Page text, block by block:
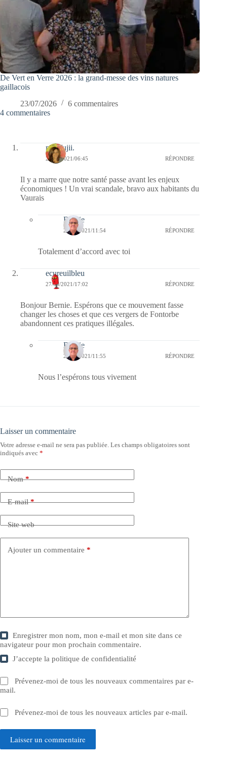
De Vert en Verre 2026 : la grand-messe des vins natures
gaillacois
23/07/2026
6 commentaires
4 commentaires
missfujii.
28/04/2021/06:45 RÉPONDRE
Il y a marre que notre santé passe avant les enjeux
économiques ! Un vrai scandale, bravo aux habitants du
Vaurais
Bernie
28/04/2021/11:54 RÉPONDRE
Totalement d’accord avec toi
ecureuilbleu
27/04/2021/17:02 RÉPONDRE
Bonjour Bernie. Espérons que ce mouvement fasse
changer les choses et que ces vergers de Fontorbe
abandonnent ces pratiques illégales.
Bernie
28/04/2021/11:55 RÉPONDRE
Nous l’espérons tous vivement
Laisser un commentaire
Votre adresse e-mail ne sera pas publiée. Les champs obligatoires sont
indiqués avec *
Nom*
E-mail*
Site web
Ajouter un commentaire *
Enregistrer mon nom, mon e-mail et mon site dans ce
navigateur pour mon prochain commentaire.
J’accepte lapolitique de confidentialité
Prévenez-moi de tous les nouveaux commentaires par e-
mail.
Prévenez-moi de tous les nouveaux articles par e-mail.
Laisser un commentaire